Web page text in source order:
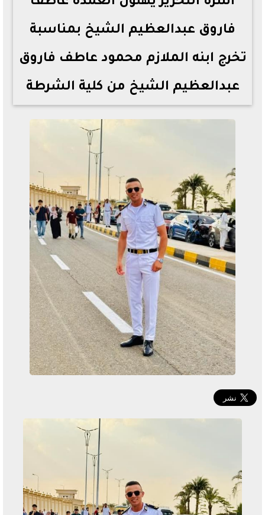
فاروق عبدالعظيم الشيخ بمناسبة
تخرج ابنه الملازم محمود عاطف فاروق
عبدالعظيم الشيخ من كلية الشرطة